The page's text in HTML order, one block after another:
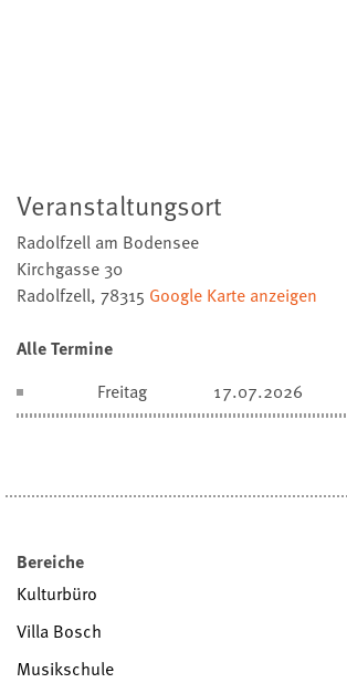
Veranstaltungsort
Radolfzell am Bodensee
Kirchgasse 30
Radolfzell, 78315 Google Karte anzeigen
Alle Termine
Freitag
17.07.2026
Bereiche
Kulturbüro
Villa Bosch
Musikschule